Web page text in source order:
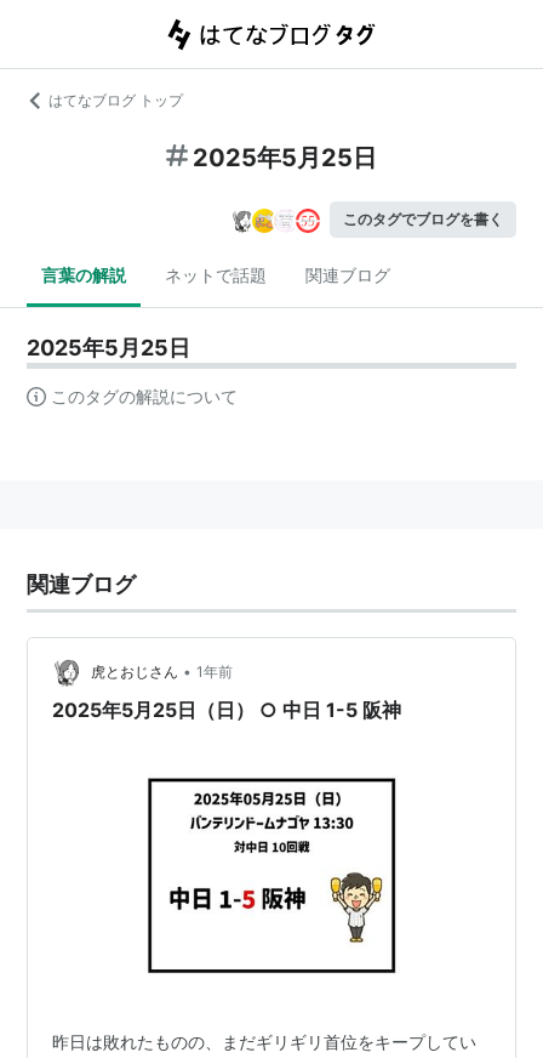
はてなブログ トップ
2025年5月25日
このタグでブログを書く
言葉の解説 ネットで話題 関連ブログ
2025年5月25日
このタグの解説について
関連ブログ
虎とおじさん • 1年前
2025年5月25日（日） ○ 中日 1-5 阪神
昨日は敗れたものの、まだギリギリ首位をキープしてい